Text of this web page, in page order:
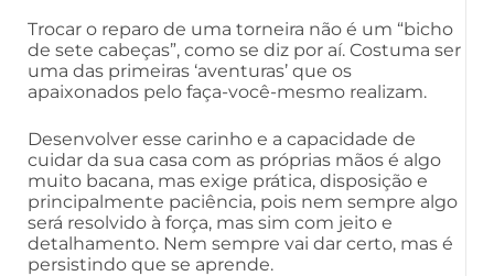
Trocar o reparo de uma torneira não é um “bicho
de sete cabeças”, como se diz por aí. Costuma ser
uma das primeiras ‘aventuras’ que os
apaixonados pelo faça-você-mesmo realizam.
Desenvolver esse carinho e a capacidade de
cuidar da sua casa com as próprias mãos é algo
muito bacana, mas exige prática, disposição e
principalmente paciência, pois nem sempre algo
será resolvido à força, mas sim com jeito e
detalhamento. Nem sempre vai dar certo, mas é
persistindo que se aprende.